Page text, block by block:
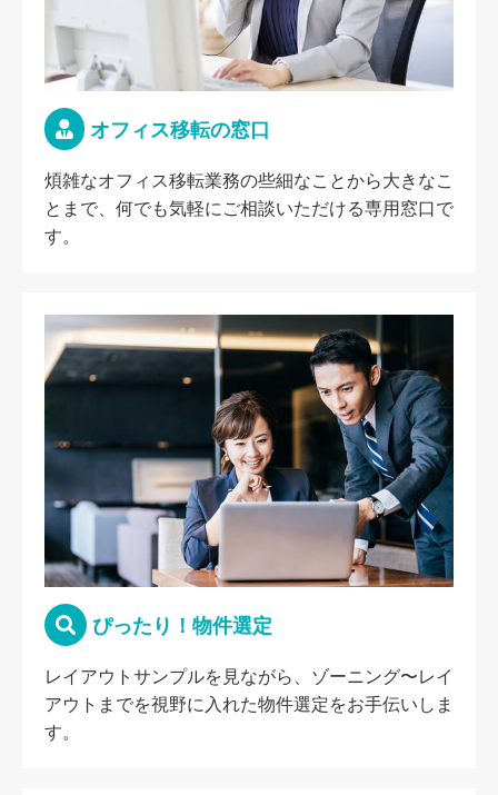
オフィス移転の窓口
煩雑なオフィス移転業務の些細なことから大きなこ
とまで、何でも気軽にご相談いただける専用窓口で
す。
ぴったり！物件選定
レイアウトサンプルを見ながら、ゾーニング〜レイ
アウトまでを視野に入れた物件選定をお手伝いしま
す。